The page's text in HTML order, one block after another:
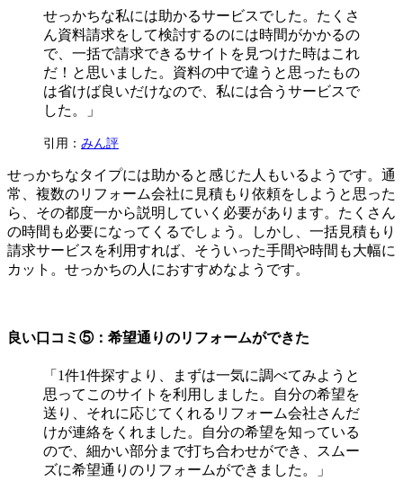
せっかちな私には助かるサービスでした。たくさ
ん資料請求をして検討するのには時間がかかるの
で、一括で請求できるサイトを見つけた時はこれ
だ！と思いました。資料の中で違うと思ったもの
は省けば良いだけなので、私には合うサービスで
した。」
引用： みん評
せっかちなタイプには助かると感じた人もいるようです。通
常、複数のリフォーム会社に見積もり依頼をしようと思った
ら、その都度一から説明していく必要があります。たくさん
の時間も必要になってくるでしょう。しかし、一括見積もり
請求サービスを利用すれば、そういった手間や時間も大幅に
カット。せっかちの人におすすめなようです。
良い口コミ⑤：希望通りのリフォームができた
「1件1件探すより、まずは一気に調べてみようと
思ってこのサイトを利用しました。自分の希望を
送り、それに応じてくれるリフォーム会社さんだ
けが連絡をくれました。自分の希望を知っている
ので、細かい部分まで打ち合わせができ、スムー
ズに希望通りのリフォームができました。」